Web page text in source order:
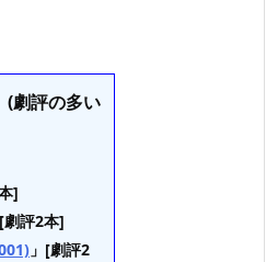
(劇評の多い
]
[劇評2本]
」[劇評2